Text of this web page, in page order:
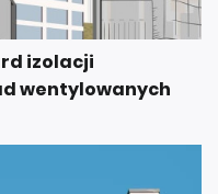
izolacji
wentylowanych